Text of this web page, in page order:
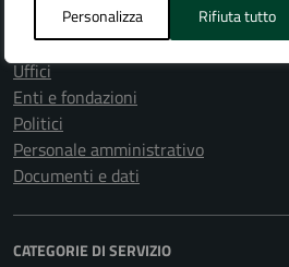
Personalizza Rifiuta tutto
Organi di governo
Aree amministrative
Uffici
Enti e fondazioni
Politici
Personale amministrativo
Documenti e dati
CATEGORIE DI SERVIZIO